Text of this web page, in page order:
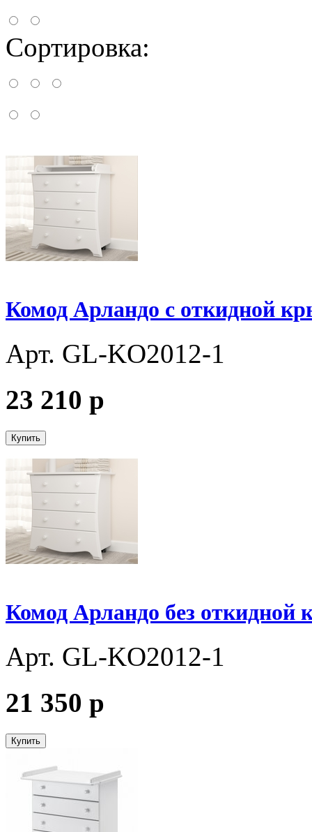
Сортировка:
Комод Арландо с откидной
Арт. GL-KО2012-1
23 210 p
Купить
Комод Арландо без
Арт. GL-KО2012-1
21 350 p
Купить